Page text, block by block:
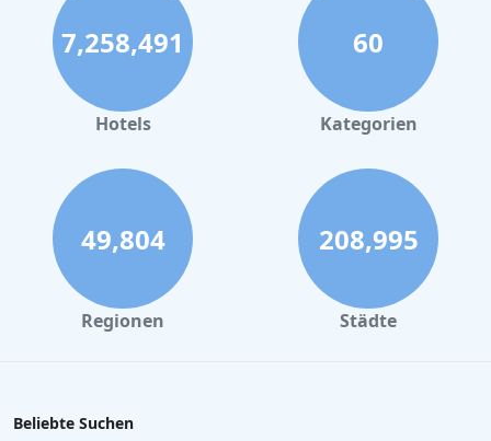
Skihotels an der Piste in Ramsau im Zillertal
Skihotels an der Piste in Corvara in Badia
Skihotels an der Piste in Vorarlberg
Skihotels an der Piste in Sonnenalpe Nassfeld
Skihotels an der Piste in Kühtai
7,258,491
Hotels
60
Kategorien
49,804
Regionen
208,995
Städte
Beliebte Suchen